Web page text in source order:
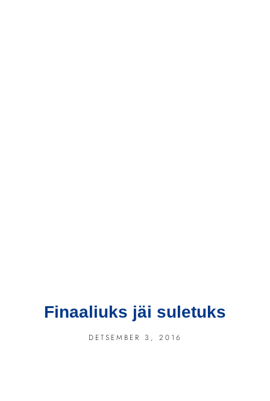
Finaaliuks jäi suletuks
DETSEMBER 3, 2016